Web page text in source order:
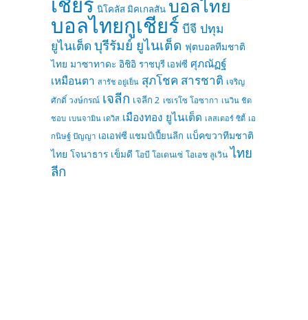
นิโคลัส มิคเกลสัน บอลไทย
บอลไทยกูเชียร์ บีจี ปทุม
ยูไนเต็ด บุรีรัมย์ ยูไนเต็ด ฟุตบอลทีมชาติ
ไทย มาซาทาดะ อิชิอิ ราชบุรี เอฟซี ศุภณัฏฐ์
เหมือนตา สารัช อยู่เย็น สุภโชค สารชาติ เจริญ
ศักดิ์ วงษ์กรณ์ เจลีก เจลีก 2 เซเรโซ โอซากา เนวิน ชิด
ชอบ เบนจามิน เดวิส เมืองทอง ยูไนเต็ด เลสเตอร์ ซิตี้ เอ
กนิษฐ์ ปัญญา เอเอฟซี แชมป์เปี้ยนลีก แบ็คขวาทีมชาติ
ไทย โจนาธาร เข็มดี โอบี โอเดนเซ่ โอเอช ลูเวิน ไทย
ลีก